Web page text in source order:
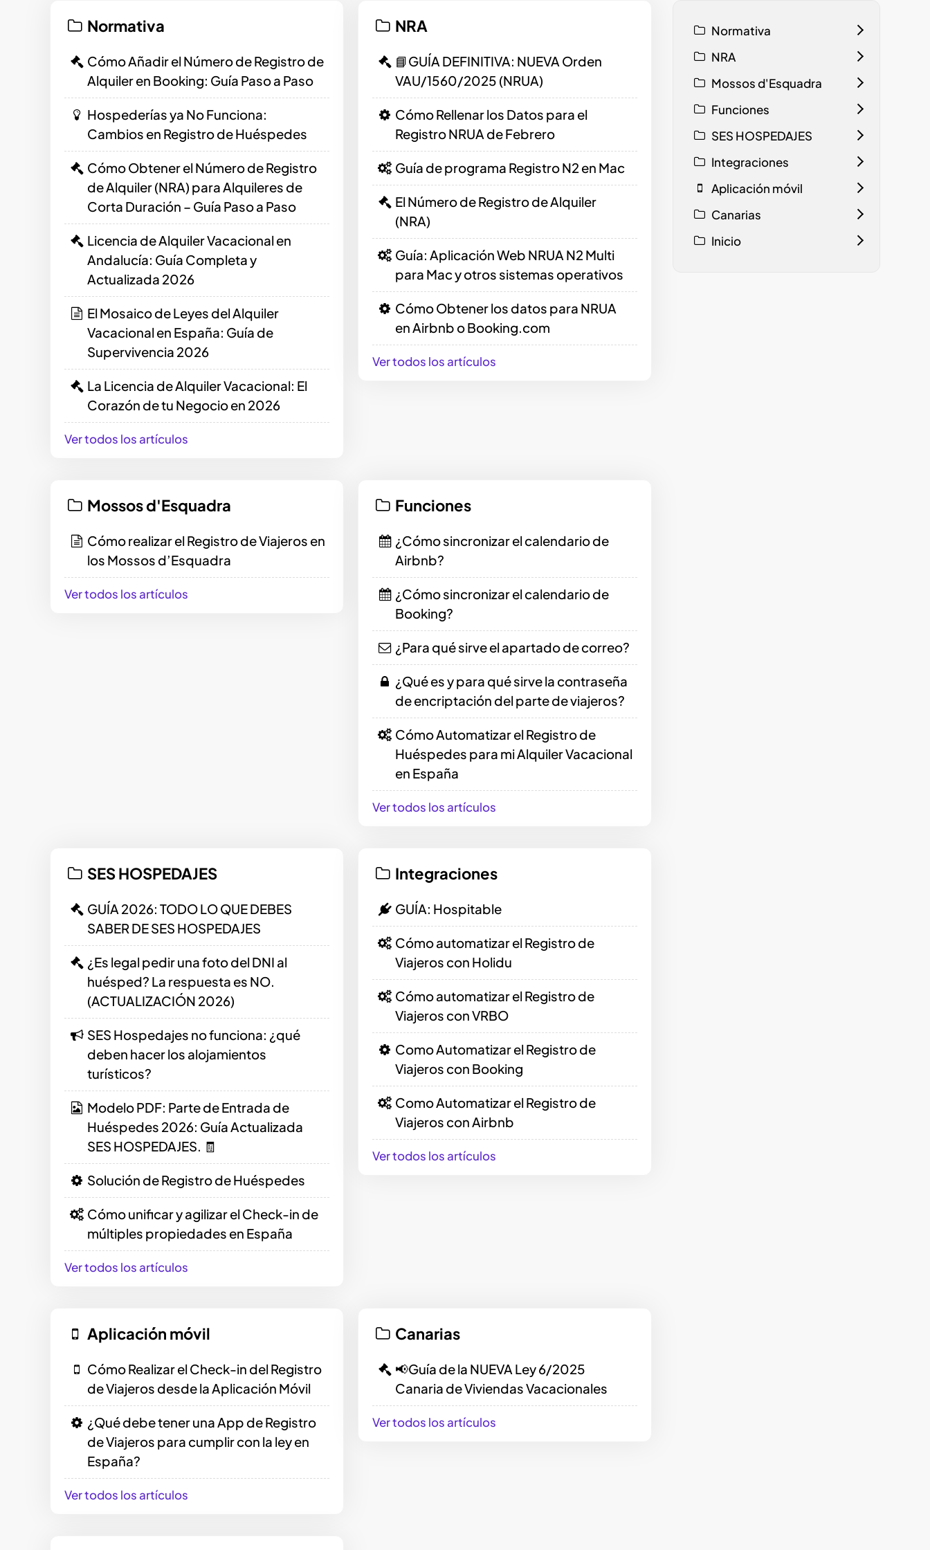
Normativa
Cómo Añadir el Número de Registro de
Alquiler en Booking: Guía Paso a Paso
Hospederías ya No Funciona:
Cambios en Registro de Huéspedes
Cómo Obtener el Número de Registro
de Alquiler (NRA) para Alquileres de
Corta Duración – Guía Paso a Paso
Licencia de Alquiler Vacacional en
Andalucía: Guía Completa y
Actualizada 2026
El Mosaico de Leyes del Alquiler
Vacacional en España: Guía de
Supervivencia 2026
La Licencia de Alquiler Vacacional: El
Corazón de tu Negocio en 2026
Ver todos los artículos
NRA
📘GUÍA DEFINITIVA: NUEVA Orden
VAU/1560/2025 (NRUA)
Cómo Rellenar los Datos para el
Registro NRUA de Febrero
Guía de programa Registro N2 en Mac
El Número de Registro de Alquiler
(NRA)
Guía: Aplicación Web NRUA N2 Multi
para Mac y otros sistemas operativos
Cómo Obtener los datos para NRUA
en Airbnb o Booking.com
Ver todos los artículos
Mossos d'Esquadra
Cómo realizar el Registro de Viajeros en
los Mossos d’Esquadra
Ver todos los artículos
Funciones
¿Cómo sincronizar el calendario de
Airbnb?
¿Cómo sincronizar el calendario de
Booking?
¿Para qué sirve el apartado de correo?
¿Qué es y para qué sirve la contraseña
de encriptación del parte de viajeros?
Cómo Automatizar el Registro de
Huéspedes para mi Alquiler Vacacional
en España
Ver todos los artículos
SES HOSPEDAJES
GUÍA 2026: TODO LO QUE DEBES
SABER DE SES HOSPEDAJES
¿Es legal pedir una foto del DNI al
huésped? La respuesta es NO.
(ACTUALIZACIÓN 2026)
SES Hospedajes no funciona: ¿qué
deben hacer los alojamientos
turísticos?
Modelo PDF: Parte de Entrada de
Huéspedes 2026: Guía Actualizada
SES HOSPEDAJES. 🧾
Solución de Registro de Huéspedes
Cómo unificar y agilizar el Check-in de
múltiples propiedades en España
Ver todos los artículos
Integraciones
GUÍA: Hospitable
Cómo automatizar el Registro de
Viajeros con Holidu
Cómo automatizar el Registro de
Viajeros con VRBO
Como Automatizar el Registro de
Viajeros con Booking
Como Automatizar el Registro de
Viajeros con Airbnb
Ver todos los artículos
Aplicación móvil
Cómo Realizar el Check-in del Registro
de Viajeros desde la Aplicación Móvil
¿Qué debe tener una App de Registro
de Viajeros para cumplir con la ley en
España?
Ver todos los artículos
Canarias
📢Guía de la NUEVA Ley 6/2025
Canaria de Viviendas Vacacionales
Ver todos los artículos
Normativa
NRA
Mossos d'Esquadra
Funciones
SES HOSPEDAJES
Integraciones
Aplicación móvil
Canarias
Inicio